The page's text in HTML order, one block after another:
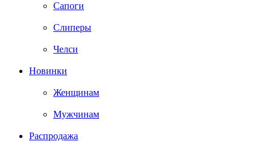
Сапоги
Слиперы
Челси
Новинки
Женщинам
Мужчинам
Распродажа